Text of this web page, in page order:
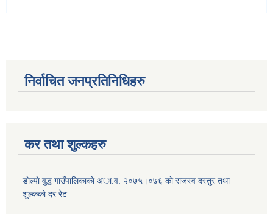
निर्वाचित जनप्रतिनिधिहरु
कर तथा शुल्कहरु
डाेल्पाे वुद्ध गाउँपालिकाकाे अा.व. २०७५।०७६ काे राजस्व दस्तुर तथा
शुल्ककाे दर रेट